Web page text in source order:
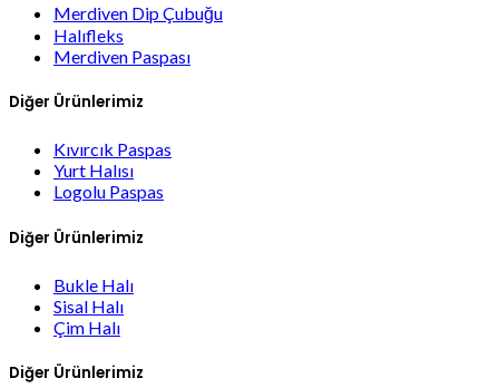
Merdiven Dip Çubuğu
Halıfleks
Merdiven Paspası
Diğer Ürünlerimiz
Kıvırcık Paspas
Yurt Halısı
Logolu Paspas
Diğer Ürünlerimiz
Bukle Halı
Sisal Halı
Çim Halı
Diğer Ürünlerimiz